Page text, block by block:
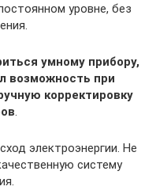
уровне, без
умному прибору,
возможность при
корректировку
.
электроэнергии. Не
систему